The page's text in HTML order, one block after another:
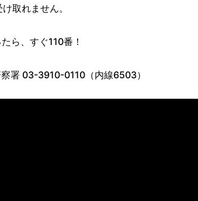
取れません。
ら、すぐ110番！
察署 03-3910-0110（内線6503）